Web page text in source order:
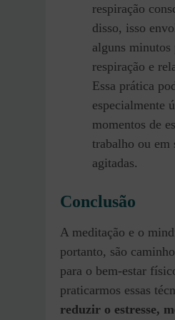
respiração
disso, isso
alguns minutos
respiração e
Essa prática
especialmente
momentos de
trabalho ou em
agitadas.
Conclusão
A meditação e o
portanto, são
para o bem-estar
praticarmos essas
reduzir o estresse,